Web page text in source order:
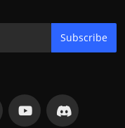
Subscribe